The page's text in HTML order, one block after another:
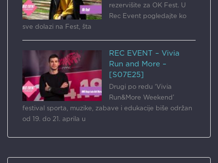
rezervišite za OK Fest. U
Rec Event pogledajte ko
sve dolazi na Fest, šta
REC EVENT – Vivia
Run and More –
[S07E25]
Drugi po redu ‘Vivia
Run&More Weekend’
festival sporta, muzike, zabave i edukacije biše održan
od 19. do 21. aprila u